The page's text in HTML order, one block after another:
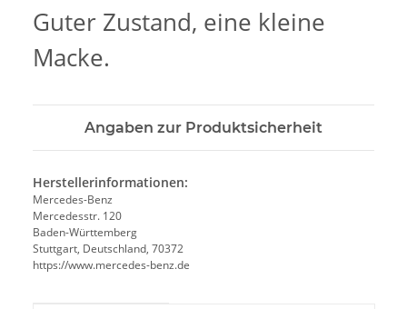
Guter Zustand, eine kleine
Macke.
Angaben zur Produktsicherheit
Herstellerinformationen:
Mercedes-Benz
Mercedesstr. 120
Baden-Württemberg
Stuttgart, Deutschland, 70372
https://www.mercedes-benz.de